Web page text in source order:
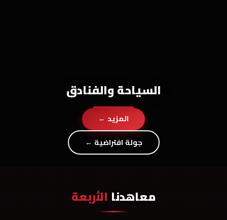
السياحة والفنادق
المزيد ←
جولة افتراضية ←
معاهدنا الأربعة